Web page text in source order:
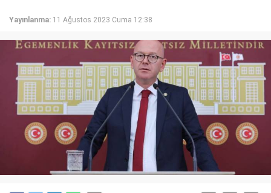
Yayınlanma: 11 Ağustos 2023 Cuma 12:38